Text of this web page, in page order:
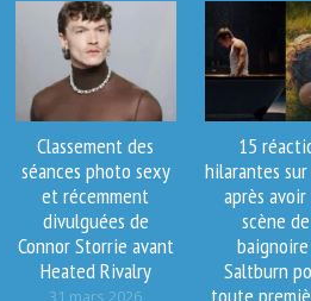
Classement des
séances photo sexy
et récemment
divulguées de
Connor Storrie avant
Heated Rivalry
31 mars 2026
15
hilarantes
après
scène
Saltburn
toute